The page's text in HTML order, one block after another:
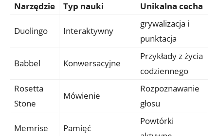
Narzędzie Typ nauki Unikalna ‍cecha
Duolingo Interaktywny
grywalizacja i
punktacja
Babbel Konwersacyjne
Przykłady⁤ z⁢ życia
codziennego
Rosetta
Stone
Mówienie
Rozpoznawanie
⁢głosu
Memrise Pamięć
Powtórki